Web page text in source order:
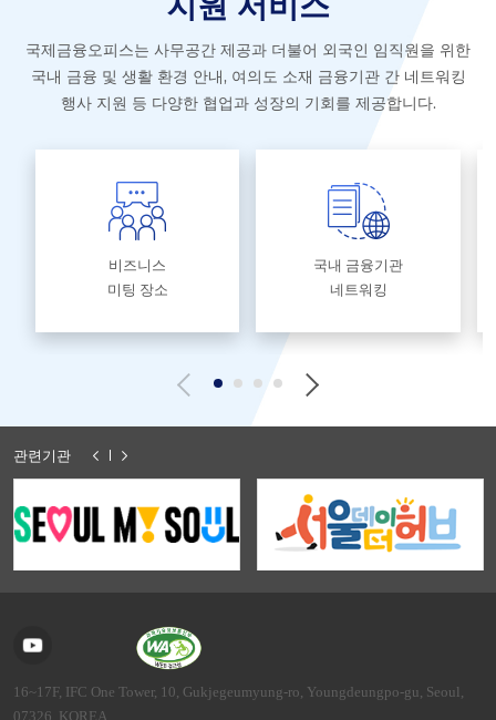
국제금융오피스는 사무공간 제공과 더불어 외국인 임직원을 위한
국내 금융 및 생활 환경 안내, 여의도 소재 금융기관 간 네트워킹
행사 지원 등 다양한 협업과 성장의 기회를 제공합니다.
비즈니스
미팅 장소
국내 금융기관
네트워킹
관련기관
16~17F, IFC One Tower, 10, Gukjegeumyung-ro, Youngdeungpo-gu, Seoul,
07326, KOREA